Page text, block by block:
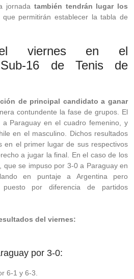
jornada también tendrán lugar los
que permitirán establecer la tabla de
viernes en el
Sub-16 de Tenis de
de principal candidato a ganar
contundente la fase de grupos. El
Paraguay en el cuadro femenino, y
en el masculino. Dichos resultados
en el primer lugar de sus respectivos
a jugar la final. En el caso de los
que se impuso por 3-0 a Paraguay en
en puntaje a Argentina pero
por diferencia de partidos
del viernes:
por 3-0:
6-1 y 6-3.